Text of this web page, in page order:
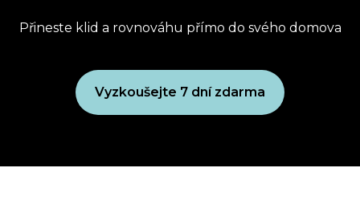
Přineste klid a rovnováhu přímo do svého domova
Vyzkoušejte 7 dní zdarma